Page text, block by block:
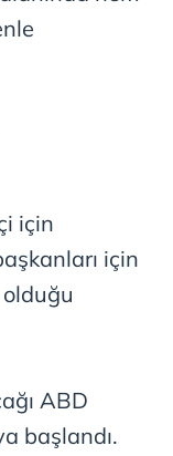
için
için
ABD
başlandı.